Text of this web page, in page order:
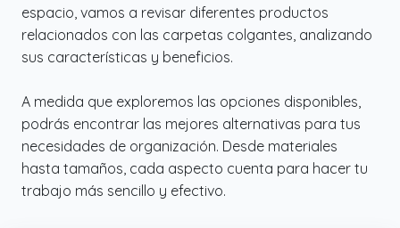
espacio, vamos a revisar diferentes productos
relacionados con las carpetas colgantes, analizando
sus características y beneficios.
A medida que exploremos las opciones disponibles,
podrás encontrar las mejores alternativas para tus
necesidades de organización. Desde materiales
hasta tamaños, cada aspecto cuenta para hacer tu
trabajo más sencillo y efectivo.